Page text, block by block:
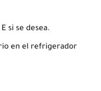
si se desea.
en el refrigerador